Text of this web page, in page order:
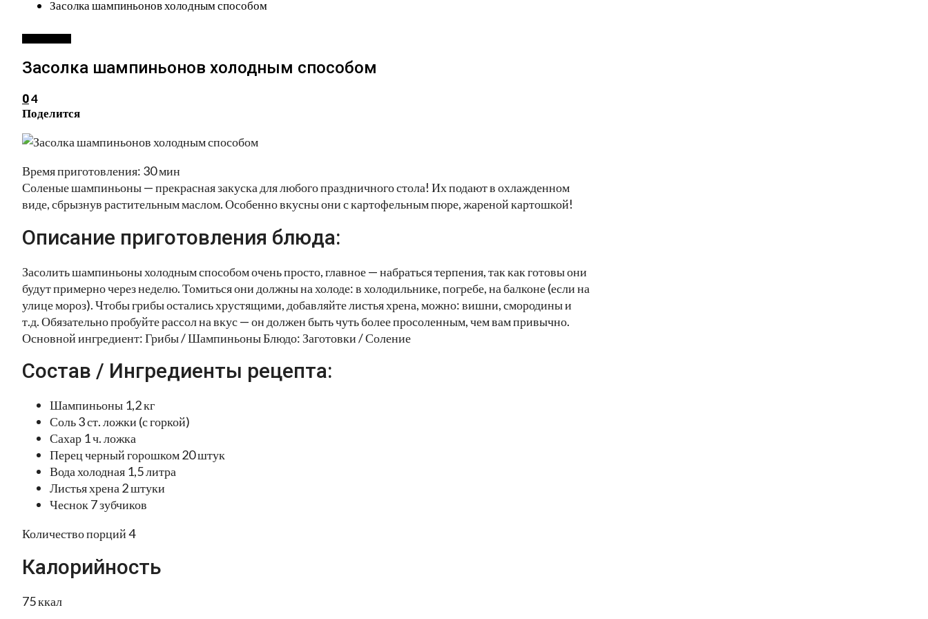
Засолка шампиньонов холодным способом
Засолка шампиньонов холодным способом
04
Поделится
Время приготовления: 30 мин
Соленые шампиньоны — прекрасная закуска для любого праздничного стола! Их подают в охлажденном
виде, сбрызнув растительным маслом. Особенно вкусны они с картофельным пюре, жареной картошкой!
Описание приготовления блюда:
Засолить шампиньоны холодным способом очень просто, главное — набраться терпения, так как готовы они
будут примерно через неделю. Томиться они должны на холоде: в холодильнике, погребе, на балконе (если на
улице мороз). Чтобы грибы остались хрустящими, добавляйте листья хрена, можно: вишни, смородины и
т.д. Обязательно пробуйте рассол на вкус — он должен быть чуть более просоленным, чем вам привычно.
Основной ингредиент: Грибы / Шампиньоны Блюдо: Заготовки / Соление
Состав / Ингредиенты рецепта:
Шампиньоны 1,2 кг
Соль 3 ст. ложки (с горкой)
Сахар 1 ч. ложка
Перец черный горошком 20 штук
Вода холодная 1,5 литра
Листья хрена 2 штуки
Чеснок 7 зубчиков
Количество порций 4
Калорийность
75 ккал